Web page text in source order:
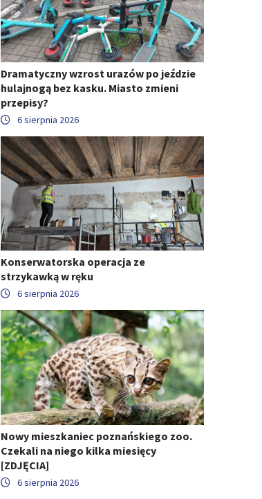
Dramatyczny wzrost urazów po jeździe
hulajnogą bez kasku. Miasto zmieni
przepisy?
6 sierpnia 2026
Konserwatorska operacja ze
strzykawką w ręku
6 sierpnia 2026
Nowy mieszkaniec poznańskiego zoo.
Czekali na niego kilka miesięcy
[ZDJĘCIA]
6 sierpnia 2026